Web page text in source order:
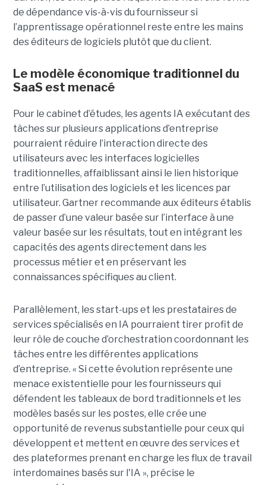
de dépendance vis-à-vis du fournisseur si
l’apprentissage opérationnel reste entre les mains
des éditeurs de logiciels plutôt que du client.
Le modèle économique traditionnel du
SaaS est menacé
Pour le cabinet d’études, les agents IA exécutant des
tâches sur plusieurs applications d’entreprise
pourraient réduire l’interaction directe des
utilisateurs avec les interfaces logicielles
traditionnelles, affaiblissant ainsi le lien historique
entre l’utilisation des logiciels et les licences par
utilisateur. Gartner recommande aux éditeurs établis
de passer d’une valeur basée sur l’interface à une
valeur basée sur les résultats, tout en intégrant les
capacités des agents directement dans les
processus métier et en préservant les
connaissances spécifiques au client.
Parallèlement, les start-ups et les prestataires de
services spécialisés en IA pourraient tirer profit de
leur rôle de couche d’orchestration coordonnant les
tâches entre les différentes applications
d’entreprise. « Si cette évolution représente une
menace existentielle pour les fournisseurs qui
défendent les tableaux de bord traditionnels et les
modèles basés sur les postes, elle crée une
opportunité de revenus substantielle pour ceux qui
développent et mettent en œuvre des services et
des plateformes prenant en charge les flux de travail
interdomaines basés sur l'IA », précise le